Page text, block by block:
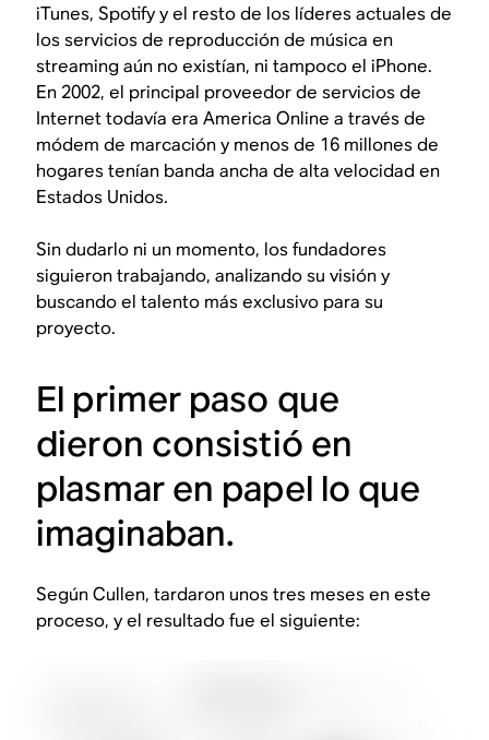
iTunes, Spotify y el resto de los líderes actuales de
los servicios de reproducción de música en
streaming aún no existían, ni tampoco el iPhone.
En 2002, el principal proveedor de servicios de
Internet todavía era America Online a través de
módem de marcación y menos de 16 millones de
hogares tenían banda ancha de alta velocidad en
Estados Unidos.
Sin dudarlo ni un momento, los fundadores
siguieron trabajando, analizando su visión y
buscando el talento más exclusivo para su
proyecto.
El primer paso que
dieron consistió en
plasmar en papel lo que
imaginaban.
Según Cullen, tardaron unos tres meses en este
proceso, y el resultado fue el siguiente: